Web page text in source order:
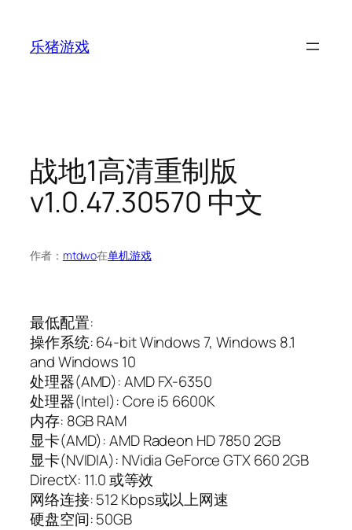
乐猪游戏
战地1高清重制版
v1.0.47.30570 中文
作者： mtdwo在单机游戏
最低配置:
操作系统: 64-bit Windows 7, Windows 8.1
and Windows 10
处理器(AMD): AMD FX-6350
处理器(Intel): Core i5 6600K
内存: 8GB RAM
显卡(AMD): AMD Radeon HD 7850 2GB
显卡(NVIDIA): NVidia GeForce GTX 660 2GB
DirectX: 11.0 或等效
网络连接: 512 Kbps或以上网速
硬盘空间: 50GB